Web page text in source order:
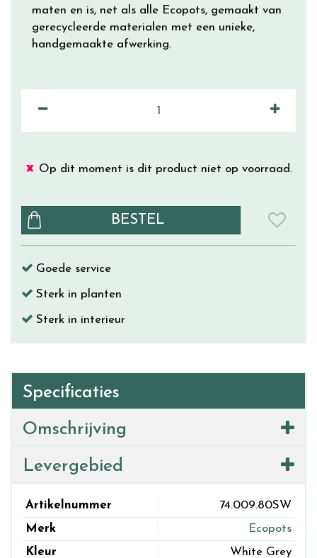
maten en is, net als alle Ecopots, gemaakt van
gerecycleerde materialen met een unieke,
handgemaakte afwerking.
Op dit moment is dit product niet op voorraad.
Goede service
Sterk in planten
Sterk in interieur
Specificaties
Omschrijving
Levergebied
Artikelnummer
74.009.80SW
Merk
Ecopots
Kleur
White Grey